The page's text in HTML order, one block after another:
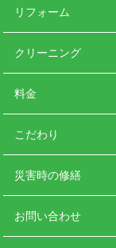
リフォーム
クリーニング
料金
こだわり
災害時の修繕
お問い合わせ